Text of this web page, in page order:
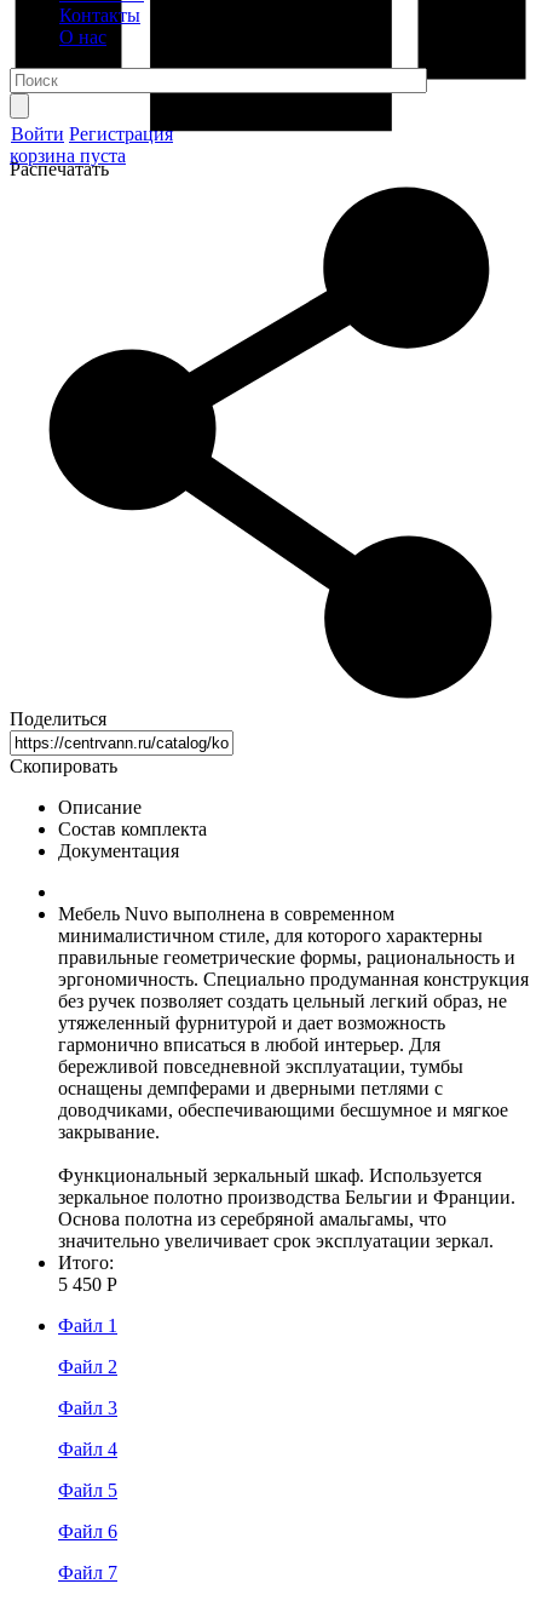
Контакты
О нас
Войти Регистрация
корзина пуста
Распечатать
Поделиться
Скопировать
Описание
Состав комплекта
Документация
Мебель Nuvo выполнена в современном
минималистичном стиле, для которого характерны
правильные геометрические формы, рациональность и
эргономичность. Специально продуманная конструкция
без ручек позволяет создать цельный легкий образ, не
утяжеленный фурнитурой и дает возможность
гармонично вписаться в любой интерьер. Для
бережливой повседневной эксплуатации, тумбы
оснащены демпферами и дверными петлями с
доводчиками, обеспечивающими бесшумное и мягкое
закрывание.
Функциональный зеркальный шкаф. Используется
зеркальное полотно производства Бельгии и Франции.
Основа полотна из серебряной амальгамы, что
значительно увеличивает срок эксплуатации зеркал.
Итого:
5 450 Р
Файл 1
Файл 2
Файл 3
Файл 4
Файл 5
Файл 6
Файл 7